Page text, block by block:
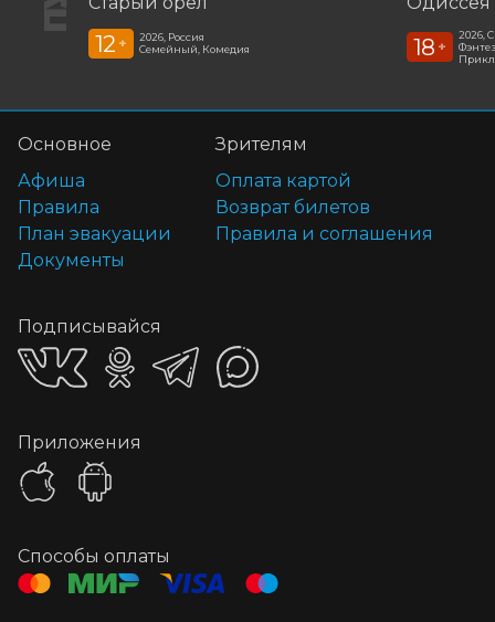
12 +
2026, Россия
Семейный, Комедия
18 +
2026,
Основное
Афиша
Правила
План эвакуации
Документы
Зрителям
Оплата картой
Возврат билетов
Правила и соглашения
Подписывайся
Приложения
Способы оплаты